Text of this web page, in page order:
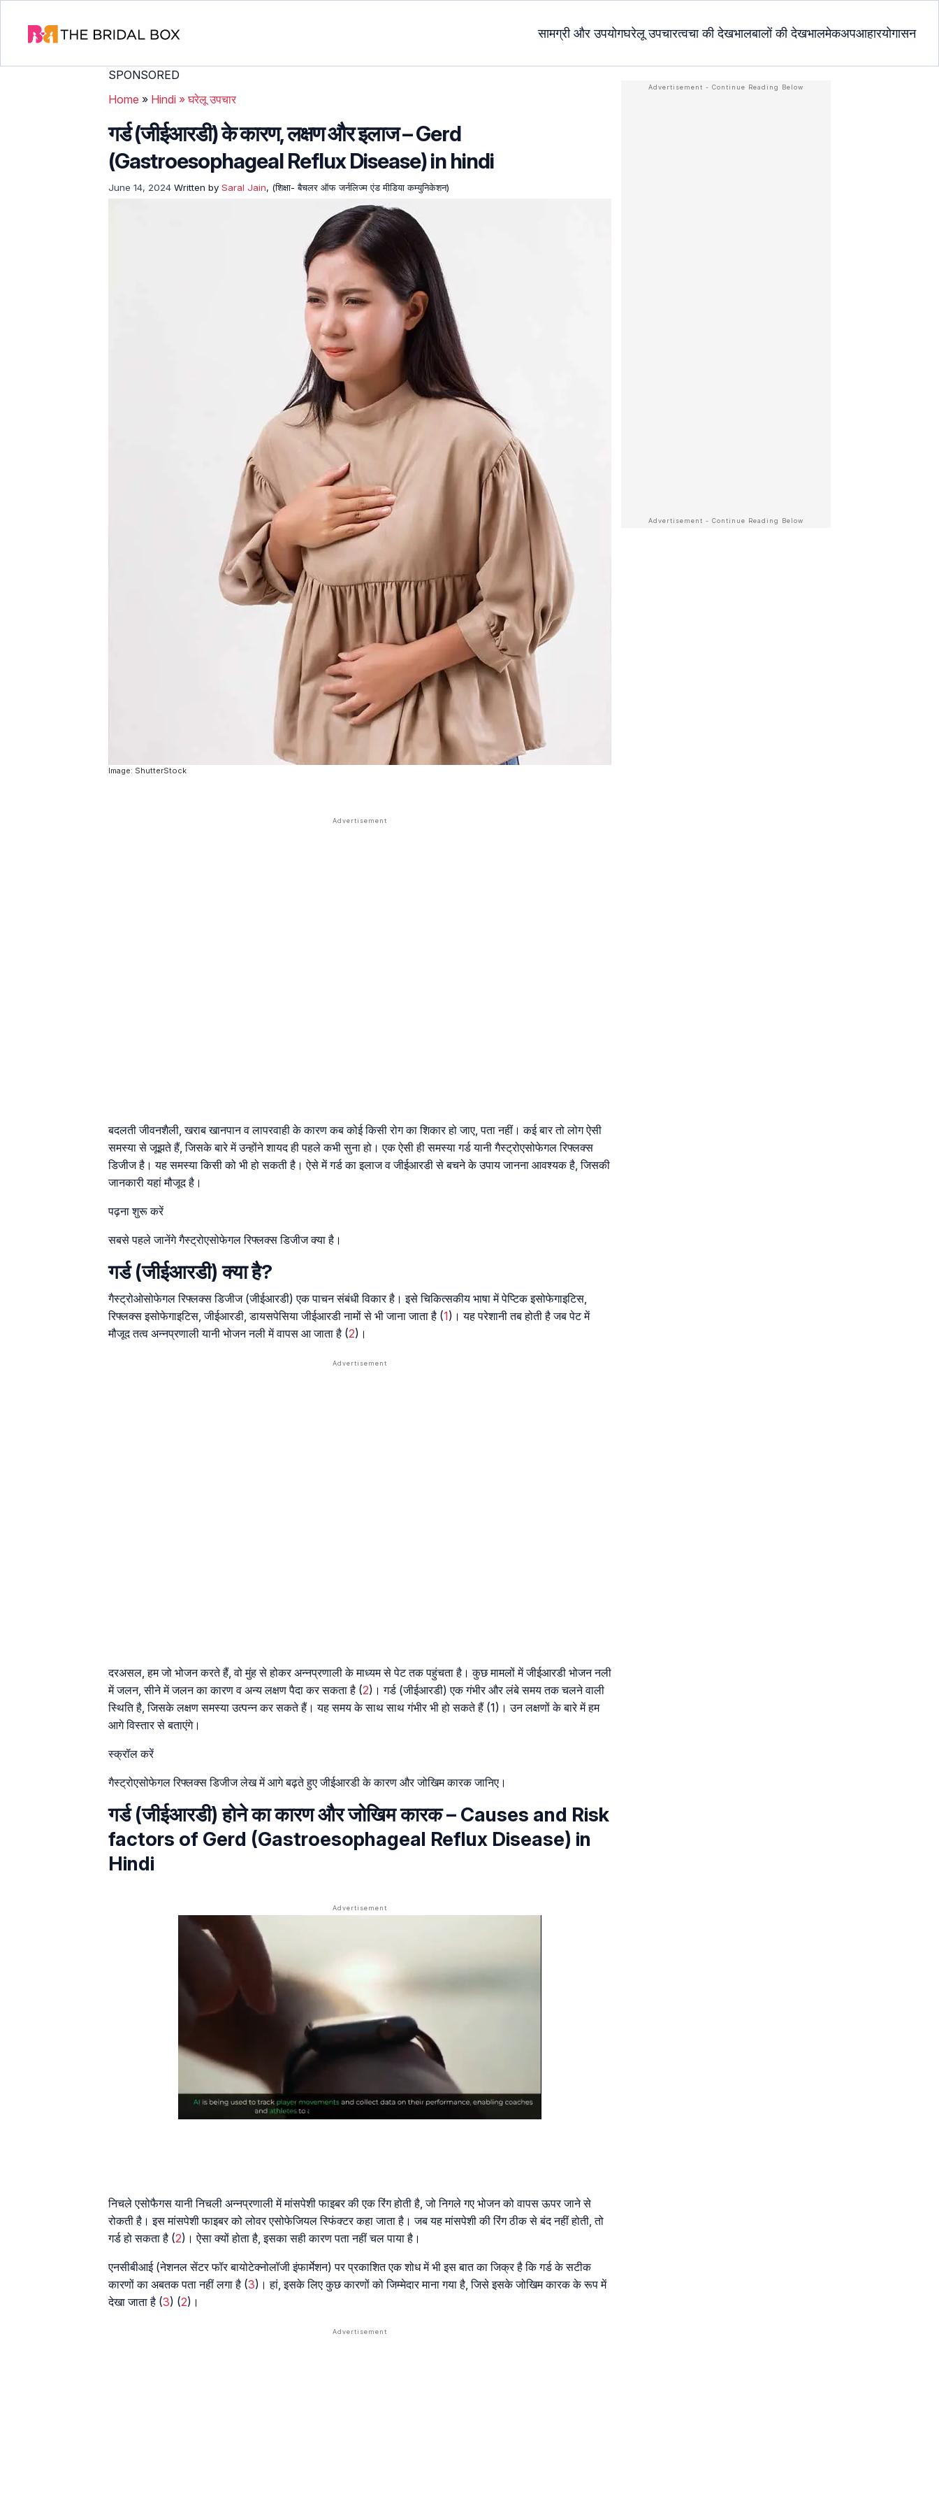
सामग्री और उपयोगघरेलू उपचारत्वचा की देखभालबालों की देखभालमेकअपआहारयोगासन
SPONSORED
Home » Hindi »घरेलू उपचार
गर्ड (जीईआरडी) के कारण, लक्षण और इलाज – Gerd
(Gastroesophageal Reflux Disease) in hindi
June 14, 2024 Written by Saral Jain, (शिक्षा- बैचलर ऑफ जर्नलिज्म एंड मीडिया कम्युनिकेशन)
Image: ShutterStock
बदलती जीवनशैली, खराब खानपान व लापरवाही के कारण कब कोई किसी रोग का शिकार हो जाए, पता नहीं। कई बार तो लोग ऐसी
समस्या से जूझते हैं, जिसके बारे में उन्होंने शायद ही पहले कभी सुना हो। एक ऐसी ही समस्या गर्ड यानी गैस्ट्रोएसोफेगल रिफ्लक्स
डिजीज है। यह समस्या किसी को भी हो सकती है। ऐसे में गर्ड का इलाज व जीईआरडी से बचने के उपाय जानना आवश्यक है, जिसकी
जानकारी यहां मौजूद है।
पढ़ना शुरू करें
सबसे पहले जानेंगे गैस्ट्रोएसोफेगल रिफ्लक्स डिजीज क्या है।
गर्ड (जीईआरडी) क्या है?
गैस्ट्रोओसोफेगल रिफ्लक्स डिजीज (जीईआरडी) एक पाचन संबंधी विकार है। इसे चिकित्सकीय भाषा में पेप्टिक इसोफेगाइटिस,
रिफ्लक्स इसोफेगाइटिस, जीईआरडी, डायसपेसिया जीईआरडी नामों से भी जाना जाता है (1)। यह परेशानी तब होती है जब पेट में
मौजूद तत्व अन्नप्रणाली यानी भोजन नली में वापस आ जाता है (2)।
दरअसल, हम जो भोजन करते हैं, वो मुंह से होकर अन्नप्रणाली के माध्यम से पेट तक पहुंचता है। कुछ मामलों में जीईआरडी भोजन नली
में जलन, सीने में जलन का कारण व अन्य लक्षण पैदा कर सकता है (2)। गर्ड (जीईआरडी) एक गंभीर और लंबे समय तक चलने वाली
स्थिति है, जिसके लक्षण समस्या उत्पन्न कर सकते हैं। यह समय के साथ साथ गंभीर भी हो सकते हैं (1)। उन लक्षणों के बारे में हम
आगे विस्तार से बताएंगे।
स्क्रॉल करें
गैस्ट्रोएसोफेगल रिफ्लक्स डिजीज लेख में आगे बढ़ते हुए जीईआरडी के कारण और जोखिम कारक जानिए।
गर्ड (जीईआरडी) होने का कारण और जोखिम कारक – Causes and Risk
factors of Gerd (Gastroesophageal Reflux Disease) in
Hindi
निचले एसोफैगस यानी निचली अन्नप्रणाली में मांसपेशी फाइबर की एक रिंग होती है, जो निगले गए भोजन को वापस ऊपर जाने से
रोकती है। इस मांसपेशी फाइबर को लोवर एसोफेजियल स्फिंक्टर कहा जाता है। जब यह मांसपेशी की रिंग ठीक से बंद नहीं होती, तो
गर्ड हो सकता है (2)। ऐसा क्यों होता है, इसका सही कारण पता नहीं चल पाया है।
एनसीबीआई (नेशनल सेंटर फॉर बायोटेक्नोलॉजी इंफार्मेशन) पर प्रकाशित एक शोध में भी इस बात का जिक्र है कि गर्ड के सटीक
कारणों का अबतक पता नहीं लगा है (3)। हां, इसके लिए कुछ कारणों को जिम्मेदार माना गया है, जिसे इसके जोखिम कारक के रूप में
देखा जाता है (3) (2)।